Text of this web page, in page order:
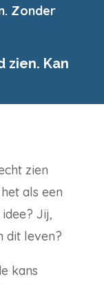
Zonder
zien. Kan
zien
als een
Jij,
dit leven?
kans